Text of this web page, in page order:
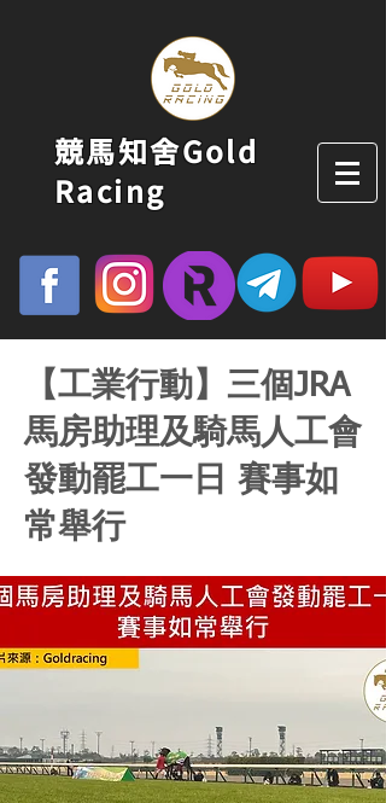
競馬知舍Gold
Racing
【工業行動】三個JRA
馬房助理及騎馬人工會
發動罷工一日 賽事如
常舉行